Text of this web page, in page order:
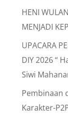
HENI
MENJADI
UPACARA
DIY 2026 “
Siwi
Pembinaan
Karakter-